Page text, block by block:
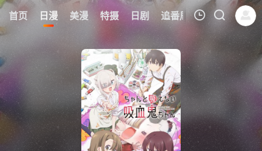
首页 日漫 美漫 特摄 日剧 追番周表 今日更新
6
我的观影记录
暂无观看影片的记录